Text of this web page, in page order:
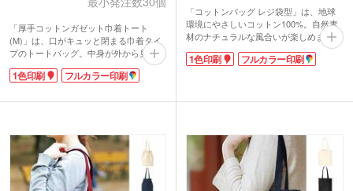
「厚手コットンガゼット巾着トート
(M)」は、口がキュッと閉まる巾着タイ
プのトートバッグ。中身が外から見えな
いので、貴重品を入れても安心。持ち手
も付いているので、通勤・通学のお弁当
す。数日の出張や旅行の際に衣服を入れ
してだけではなく、服飾雑貨店や海外輸
入食品店などのショッパーとしてもご利
用いただけます。
1色印刷 フルカラー印刷
「コットンバッグ レジ袋型」は、地球
環境にやさしいコットン100%。自然素
材のナチュラルな風合いが楽しめます。
お買い物にぴったりのレジ袋型タイプ。
小さくたたんで持ち運び、さっと広げれ
です。
1色印刷 フルカラー印刷